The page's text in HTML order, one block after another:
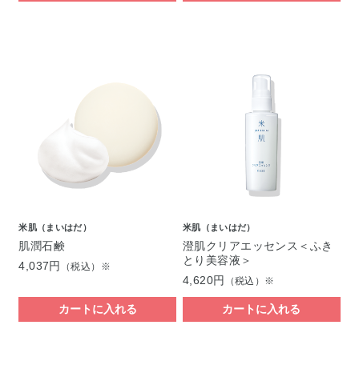
米肌（まいはだ）
肌潤石鹸
4,037円
（税込）※
カートに入れる
米肌（まいはだ）
澄肌クリアエッセンス＜ふき
とり美容液＞
4,620円
（税込）※
カートに入れる